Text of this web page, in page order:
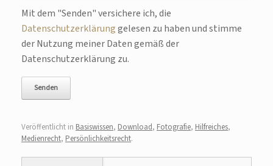
Bitte lasse dieses Feld leer.
Mit dem "Senden" versichere ich, die
Datenschutzerklärunggelesen zu haben und stimme
der Nutzung meiner Daten gemäß der
Datenschutzerklärung zu.
Veröffentlicht in Basiswissen, Download, Fotografie, Hilfreiches,
Medienrecht, Persönlichkeitsrecht.